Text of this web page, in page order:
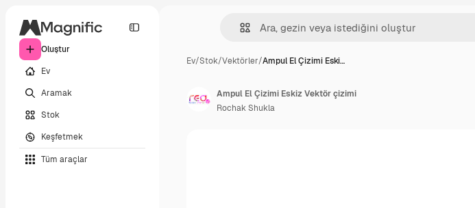
Oluştur
Ev
Aramak
Stok
Keşfetmek
Tüm araçlar
Ev/Stok/Vektörler/Ampul El Çizimi Eski…
Ampul El Çizimi Eskiz Vektör çizimi
Rochak Shukla